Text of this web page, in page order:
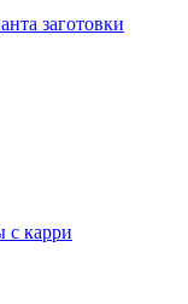
заготовки
с карри